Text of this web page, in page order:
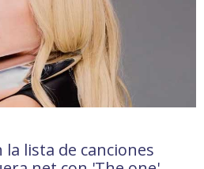
lista de canciones